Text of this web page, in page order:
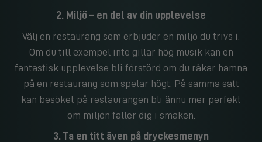
2. Miljö – en del av din upplevelse
Välj en restaurang som erbjuder en miljö du trivs i.
Om du till exempel inte gillar hög musik kan en
fantastisk upplevelse bli förstörd om du råkar hamna
på en restaurang som spelar högt. På samma sätt
kan besöket på restaurangen bli ännu mer perfekt
om miljön faller dig i smaken.
3. Ta en titt även på dryckesmenyn